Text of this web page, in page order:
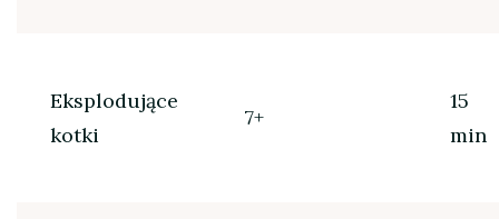
Eksplodujące
kotki
7+
15
min